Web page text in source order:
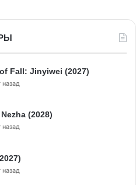
Fall: Jinyiwei (2027)
(2028)
назад
назад